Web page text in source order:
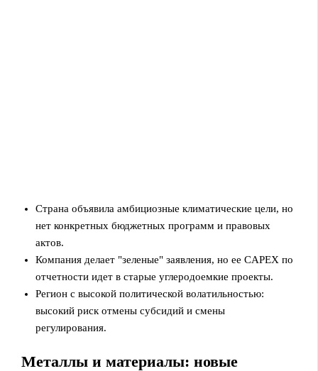
Страна объявила амбициозные климатические цели, но
нет конкретных бюджетных программ и правовых
актов.
Компания делает "зеленые" заявления, но ее CAPEX по
отчетности идет в старые углеродоемкие проекты.
Регион с высокой политической волатильностью:
высокий риск отмены субсидий и смены
регулирования.
Металлы и материалы: новые